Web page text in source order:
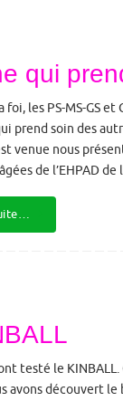
qui
foi, les PS-MS-GS
prend soin des
venue nous
de l’EHPAD
ont testé le
avons découvert le